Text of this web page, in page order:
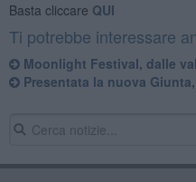
Basta cliccare QUI
Ti potrebbe interessare
Moonlight Festival, dalle
Presentata la nuova